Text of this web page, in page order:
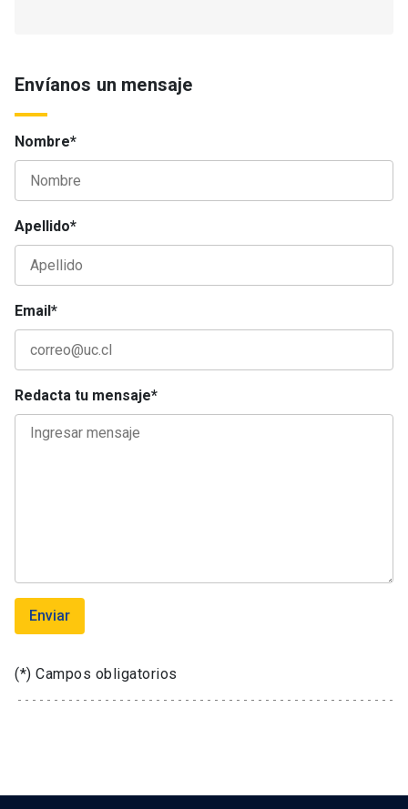
Envíanos un mensaje
Nombre*
Apellido*
Email*
Redacta tu mensaje*
(*) Campos obligatorios